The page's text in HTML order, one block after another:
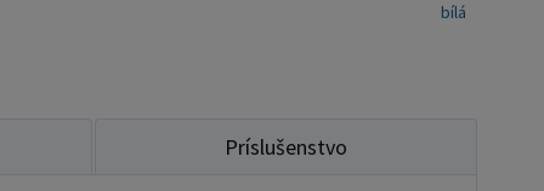
bílá
Príslušenstvo